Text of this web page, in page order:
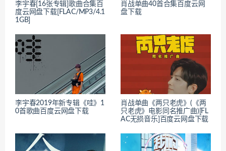
李宇春[16张专辑]歌曲合集百
度云网盘下载[FLAC/MP3/4.1
1GB]
肖战单曲40首合集百度云网
盘下载
李宇春2019年新专辑《哇》1
0首歌曲百度云网盘下载
肖战单曲《两只老虎》(《两
只老虎》电影同名推广曲)[FL
AC无损音乐]百度云网盘下载